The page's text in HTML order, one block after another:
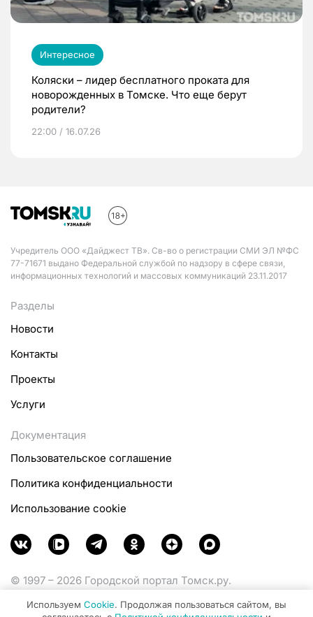
Интересное
Коляски – лидер бесплатного проката для
новорожденных в Томске. Что еще берут
родители?
22:00 / 16.07.26
Учредитель ООО «Дайджест ТВ». Св-во о регистрации СМИ ЭЛ №ФС
77-71671 выдано Федеральной службой по надзору в сфере связи,
информационных технологий и массовых коммуникаций 23.11.2017
Разделы
Новости
Контакты
Проекты
Услуги
Документация
Пользовательское соглашение
Политика конфиденциальности
Использование cookie
© 1997 – 2026 Городской портал Томск.ру.
Министерства цифрового развития, связи и массовых
Используем Cookie. Продолжая пользоваться сайтом, вы